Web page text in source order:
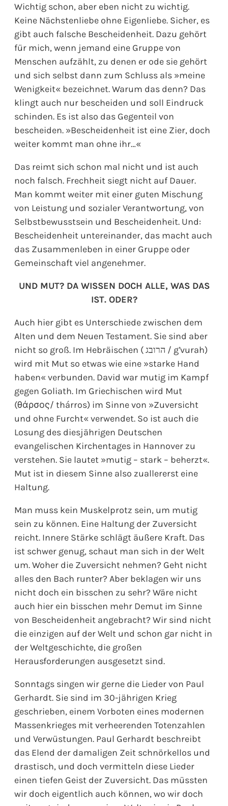
Wichtig schon, aber eben nicht zu wichtig.
Keine Nächstenliebe ohne Eigenliebe. Sicher, es
gibt auch falsche Bescheidenheit. Dazu gehört
für mich, wenn jemand eine Gruppe von
Menschen aufzählt, zu denen er ode sie gehört
und sich selbst dann zum Schluss als »meine
Wenigkeit« bezeichnet. Warum das denn? Das
klingt auch nur bescheiden und soll Eindruck
schinden. Es ist also das Gegenteil von
bescheiden. »Bescheidenheit ist eine Zier, doch
weiter kommt man ohne ihr…«
Das reimt sich schon mal nicht und ist auch
noch falsch. Frechheit siegt nicht auf Dauer.
Man kommt weiter mit einer guten Mischung
von Leistung und sozialer Verantwortung, von
Selbstbewusstsein und Bescheidenheit. Und:
Bescheidenheit untereinander, das macht auch
das Zusammenleben in einer Gruppe oder
Gemeinschaft viel angenehmer.
UND MUT? DA WISSEN DOCH ALLE, WAS DAS
IST. ODER?
Auch hier gibt es Unterschiede zwischen dem
Alten und dem Neuen Testament. Sie sind aber
nicht so groß. Im Hebräischen ( הרובג / gʼvurah)
wird mit Mut so etwas wie eine »starke Hand
haben« verbunden. David war mutig im Kampf
gegen Goliath. Im Griechischen wird Mut
(θάρσος/ thárros) im Sinne von »Zuversicht
und ohne Furcht« verwendet. So ist auch die
Losung des diesjährigen Deutschen
evangelischen Kirchentages in Hannover zu
verstehen. Sie lautet »mutig – stark – beherzt«.
Mut ist in diesem Sinne also zuallererst eine
Haltung.
Man muss kein Muskelprotz sein, um mutig
sein zu können. Eine Haltung der Zuversicht
reicht. Innere Stärke schlägt äußere Kraft. Das
ist schwer genug, schaut man sich in der Welt
um. Woher die Zuversicht nehmen? Geht nicht
alles den Bach runter? Aber beklagen wir uns
nicht doch ein bisschen zu sehr? Wäre nicht
auch hier ein bisschen mehr Demut im Sinne
von Bescheidenheit angebracht? Wir sind nicht
die einzigen auf der Welt und schon gar nicht in
der Weltgeschichte, die großen
Herausforderungen ausgesetzt sind.
Sonntags singen wir gerne die Lieder von Paul
Gerhardt. Sie sind im 30-jährigen Krieg
geschrieben, einem Vorboten eines modernen
Massenkrieges mit verheerenden Totenzahlen
und Verwüstungen. Paul Gerhardt beschreibt
das Elend der damaligen Zeit schnörkellos und
drastisch, und doch vermitteln diese Lieder
einen tiefen Geist der Zuversicht. Das müssten
wir doch eigentlich auch können, wo wir doch